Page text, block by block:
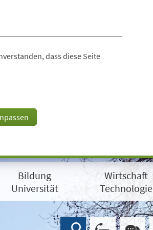
dass diese Seite
Bildung
Universität
Wirtschaft
Technologie